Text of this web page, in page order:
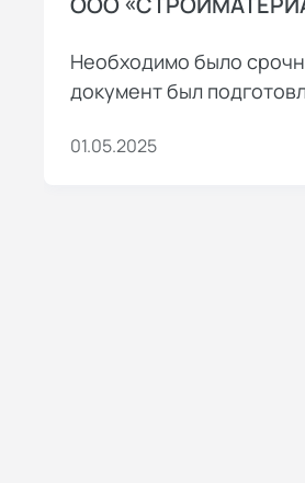
Необходимо было
документ был
01.05.2025